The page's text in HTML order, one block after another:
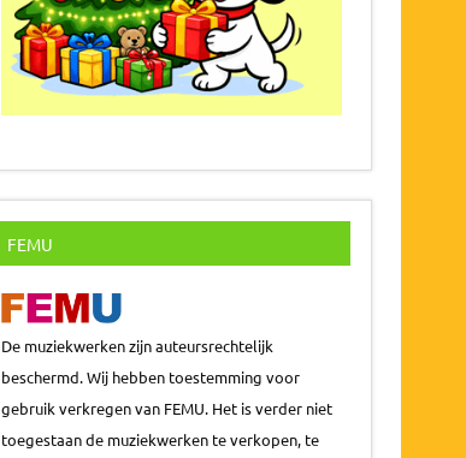
FEMU
De muziekwerken zijn auteursrechtelijk
beschermd. Wij hebben toestemming voor
gebruik verkregen van FEMU. Het is verder niet
toegestaan de muziekwerken te verkopen, te